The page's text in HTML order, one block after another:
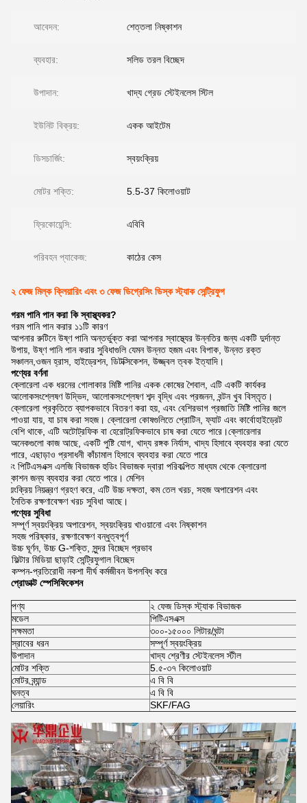
আবেদন: শেত্তলা নিষ্কাশন
ব্যবহার: সলিড তরল বিচ্ছেদ
উপাদান: খাদ্য গ্রেড স্টেইনলেস স্টিল
ইউনিট বিক্রয়: একক আইটেম
ডিসচার্জিং: স্বয়ংক্রিয়
মোটর শক্তি: 5.5-37 কিলোওয়াট
ফ্রিকোয়েন্সি: এবিবি
পরিবহন প্যাকেজ: কাঠের কেস
২ ফেজ মিল্ক ক্লিয়ারিং এবং ৩ ফেজ ডিগ্রেসিং ডিস্ক স্ট্যাক সেন্ট্রিফুগ
গরম পানি পান করা কি স্বাস্থ্যকর?
গরম পানি পান করার ১১টি কারণ
আপনার রুটিনে উষ্ণ পানি অন্তর্ভুক্ত করা আপনার স্বাস্থ্যের উন্নতির জন্য একটি দুর্দান্ত
উপায়, উষ্ণ পানি পান করার সুবিধাগুলি যেমন উন্নত হজম এবং বিপাক, উন্নত রক্ত
সঞ্চালন,ওজন হ্রাস, হাইড্রেশন, ডিটক্সিকেশন, উজ্জ্বল ত্বক ইত্যাদি।
পণ্যের বর্ণনা
ক্লোরেলা এক ধরনের গোলাকার মিষ্টি পানির একক কোষের শৈবাল, এটি একটি কার্যকর
আলোকসংশ্লেষণ উদ্ভিদ, আলোকসংশ্লেষণ শব্দ বৃদ্ধি এবং প্রজনন, বন্টন খুব বিস্তৃত।
ক্লোরেলা প্রকৃতিতে ব্যাপকভাবে বিতরণ করা হয়, এবং বেশিরভাগ প্রজাতি মিষ্টি পানির জলে
পাওয়া যায়, যা চাষ করা সহজ। ক্লোরেলা কোষগুলিতে প্রোটিন, ফ্যাট এবং কার্বোহাইড্রেট
বেশি থাকে, এটি অটোট্রফিক বা হেরোট্রফিকভাবে চাষ করা যেতে পারে।ক্লোরেলার
অনেকগুলো কাজ আছে, একটি পুষ্টি যোগ, খাদ্য রঙ্গক নির্যাস, খাদ্য হিসাবে ব্যবহার করা যেতে
পারে, এছাড়াও প্রসাধনী কাঁচামাল হিসাবে ব্যবহার করা যেতে পারে
হুডিং পিটিএসএক্স এলজি বিভাজক হুডিং বিভাজক দ্বারা পরিকল্পিত মাধ্যম থেকে ক্লোরেলা
নিষ্কাশন জন্য ব্যবহার করা যেতে পারে। মেশিন
স্বয়ংক্রিয় নিয়ন্ত্রণ গ্রহণ করে, এটি উচ্চ দক্ষতা, কম তেল খরচ, সহজ অপারেশন এবং
অর্থনৈতিক রক্ষণাবেক্ষণ খরচ সুবিধা আছে।
পণ্যের সুবিধা
সম্পূর্ণ স্বয়ংক্রিয় অপারেশন, স্বয়ংক্রিয় খাওয়ানো এবং নিষ্কাশন
সহজ পরিষ্কার, রক্ষণাবেক্ষণ বন্ধুত্বপূর্ণ
উচ্চ ঘূর্ণন, উচ্চ G-শক্তি, সুন্দর বিচ্ছেদ প্রভাব
ফিল্টার মিডিয়া ছাড়াই সেন্ট্রিফুগাল বিচ্ছেদ
কম্পন-প্রতিরোধী নকশা দীর্ঘ কর্মজীবন উপলব্ধি করে
প্রোডাক্ট স্পেসিফিকেশন
পণ্য
২ ফেজ ডিস্ক স্ট্যাক বিভাজক
মডেল
পিটিএসএক্স
সক্ষমতা
৩০০-১৫০০০ লিটার/ঘন্টা
স্রাবের ধরন
সম্পূর্ণ স্বয়ংক্রিয়
উপাদান
খাদ্য শ্রেণীর স্টেইনলেস স্টীল
মোটর শক্তি
5.৫-৩৭ কিলোওয়াট
মোটর ব্র্যান্ড
এ বি বি
ঘনত্ব
এ বি বি
লেয়ারিং
SKF/FAG